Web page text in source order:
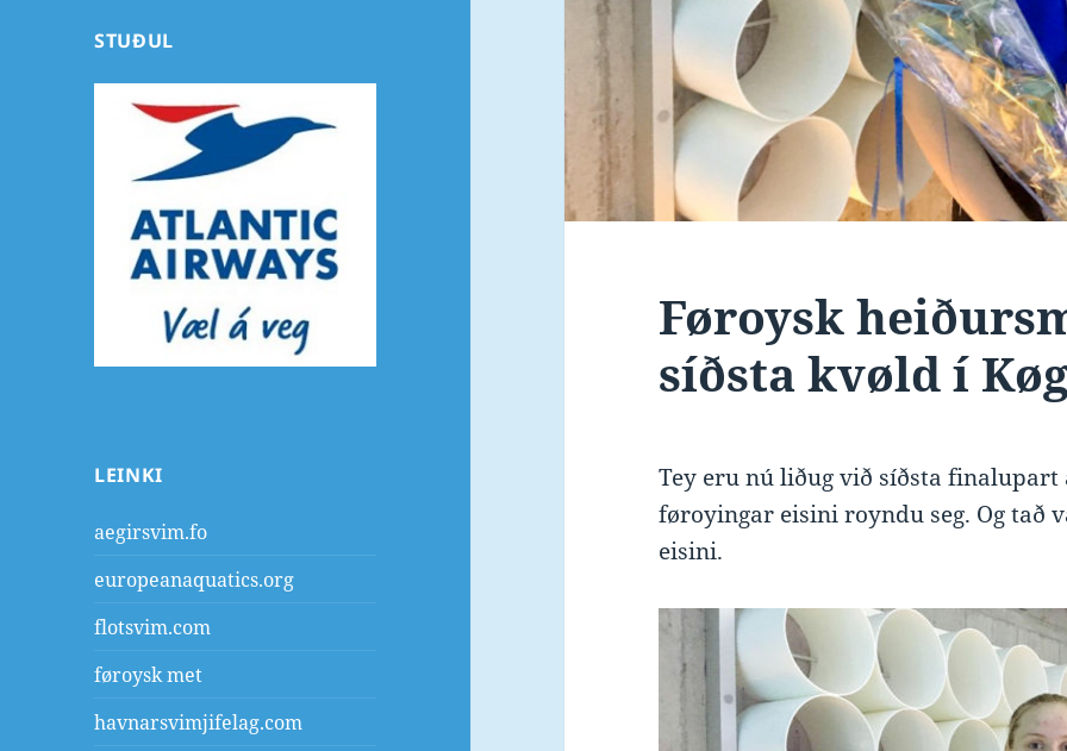
STUÐUL
LEINKI
aegirsvim.fo
europeanaquatics.org
flotsvim.com
føroysk met
havnarsvimjifelag.com
Føroysk
síðsta kvøld í
Tey eru nú liðug við síðsta finalupart
føroyingar eisini royndu seg. Og tað
eisini.